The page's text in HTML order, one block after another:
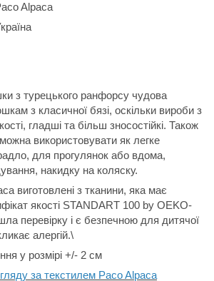
Alpaca
з турецького ранфорсу чудова
з класичної бязі, оскільки вироби з
гладші та більш зносостійкі. Також
використовувати як легке
для прогулянок або вдома,
накидку на коляску.
виготовлені з тканини, яка має
якості STANDART 100 by OEKO-
перевірку і є безпечною для дитячої
алергій.\
у розмірі +/- 2 см
за текстилем Paco Alpaca